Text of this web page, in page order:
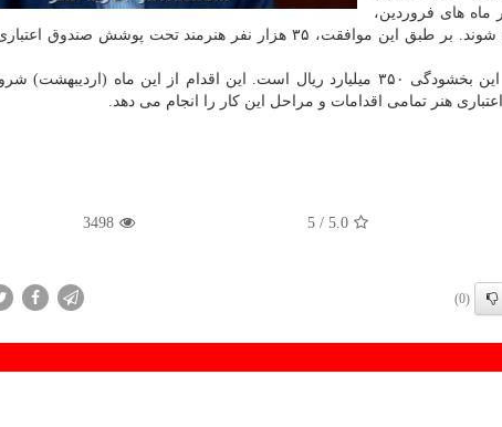
ماه های فروردین،
اردیبهشت و خرداد از پرداخت سهم بیمه خود معاف شوند. بر طبق این موافقت، ۳۵ هزار نفر هنرمند تحت
سیدزاده اضافه کرد: مبلغ اعتباری تخصیص یافته به این بخشودگی ۳۵۰ میلیارد ریال است. این اقدام از این
هنر تمامی اقدامات و مراحل این کار را انجام می دهد.
5.0
/ 5
3498
(0)